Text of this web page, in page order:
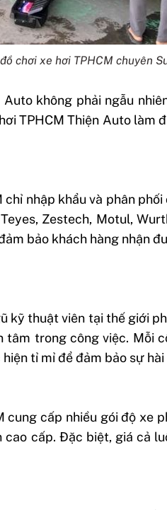
chơi xe hơi TPHCM chuyên
không phải ngẫu
TPHCM Thiện Auto làm
nhập khẩu và phân
Zestech, Motul,
bảo khách hàng nhận
kỹ thuật viên tại thế giới
tâm trong công việc. Mỗi
tỉ mỉ để đảm bảo sự
cấp nhiều gói độ xe
cấp. Đặc biệt, giá cả